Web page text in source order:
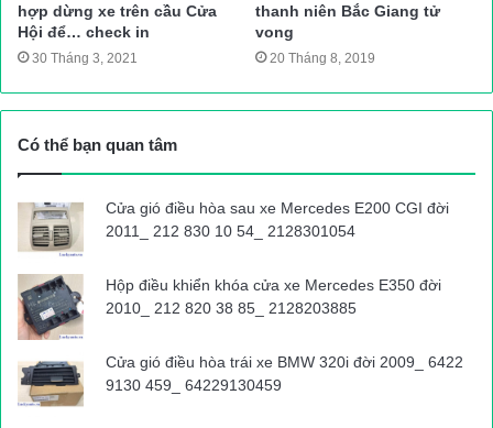
hợp dừng xe trên cầu Cửa
Hội để… check in
30 Tháng 3, 2021
thanh niên Bắc Giang tử
vong
20 Tháng 8, 2019
Có thể bạn quan tâm
Cửa gió điều hòa sau xe Mercedes E200 CGI đời
2011_ 212 830 10 54_ 2128301054
Hộp điều khiển khóa cửa xe Mercedes E350 đời
2010_ 212 820 38 85_ 2128203885
Cửa gió điều hòa trái xe BMW 320i đời 2009_ 6422
9130 459_ 64229130459